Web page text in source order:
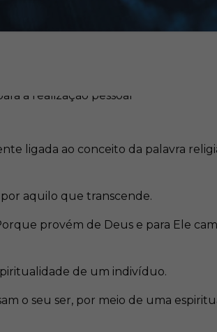
ligada ao conceito da palavra
aquilo que transcende.
provém de Deus e para Ele
de um indivíduo.
o seu ser, por meio de uma